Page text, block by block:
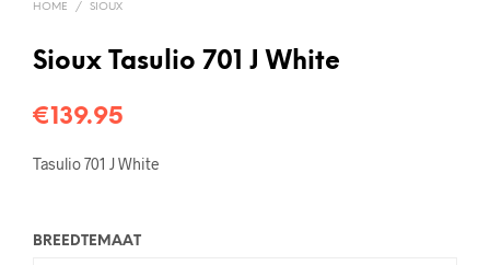
HOME / SIOUX
Sioux Tasulio 701 J White
€139.95
Tasulio 701 J White
BREEDTEMAAT